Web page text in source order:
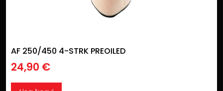
AF 250/450 4-STRK PREOILED
24,90 €